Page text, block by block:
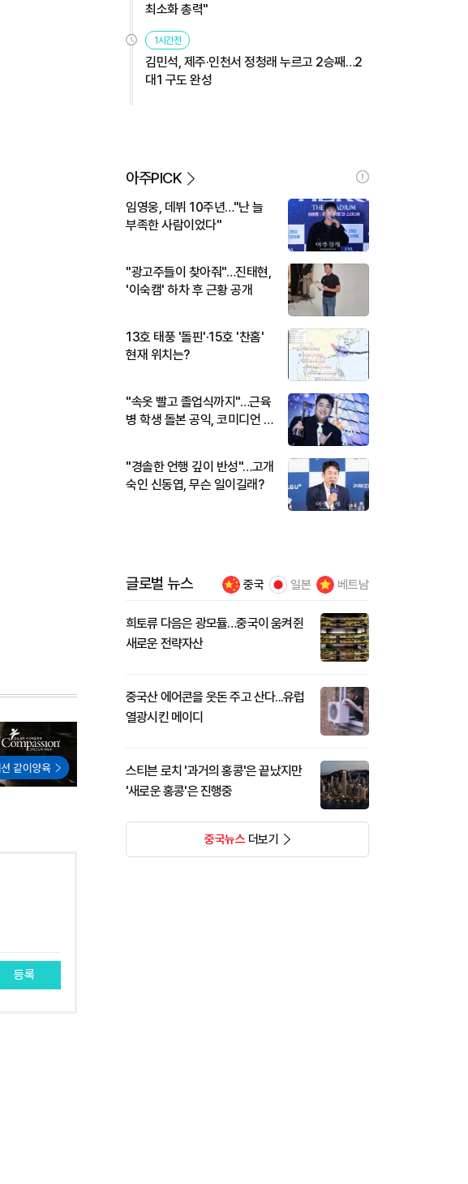
등록
최소화 총력"
1시간전
김민석, 제주·인천서 정청래 누르고 2승째…2
대1 구도 완성
아주PICK
임영웅, 데뷔 10주년…"난 늘
부족한 사람이었다"
"광고주들이 찾아줘"…진태현,
'이숙캠' 하차 후 근황 공개
13호 태풍 '돌핀'·15호 '찬홈'
현재 위치는?
"속옷 빨고 졸업식까지"…근육
병 학생 돌본 공익, 코미디언 김
"경솔한 언행 깊이 반성"…고개
숙인 신동엽, 무슨 일이길래?
글로벌 뉴스 중국 일본 베트남
희토류 다음은 광모듈…중국이 움켜쥔
새로운 전략자산
중국산 에어콘을 웃돈 주고 산다...유럽
열광시킨 메이디
스티븐 로치 '과거의 홍콩'은 끝났지만
'새로운 홍콩'은 진행중
중국뉴스더보기